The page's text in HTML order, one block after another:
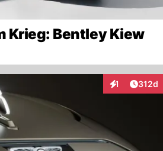
Krieg: Bentley Kiew
1
Interaktionen
312d